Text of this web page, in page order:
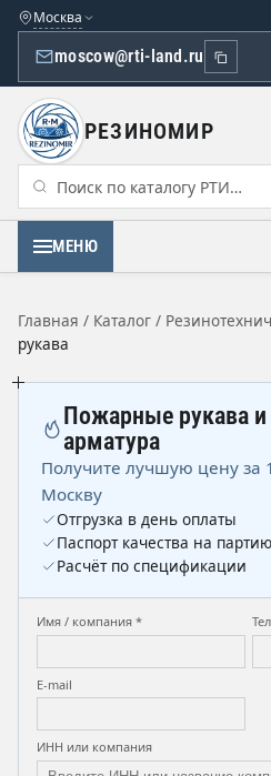
Москва
moscow@rti-land.ru
РЕЗИНОМИР
МЕНЮ
Главная / Каталог /
рукава
Пожарные рукава
арматура
Получите лучшую цену за
Москву
Отгрузка в день оплаты
Паспорт качества на партию
Расчёт по спецификации
Имя / компания *
E-mail
ИНН или компания